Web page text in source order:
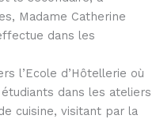
Madame Catherine
dans les
l’Ecole d’Hôtellerie où
dans les ateliers
cuisine, visitant par la